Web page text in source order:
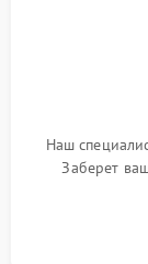
Наш
Заберет